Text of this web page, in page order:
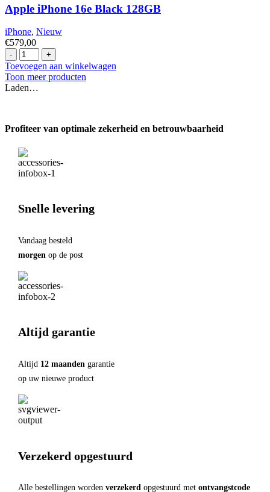
Desert
Titanium
hoeveelheid
Apple iPhone 16e Black 128GB
iPhone, Nieuw
€579,00
Apple
iPhone
16e
Black
Toevoegen aan winkelwagen
Toon meer producten
Laden…
Profiteer van optimale zekerheid en betrouwbaarheid
Snelle levering
Vandaag besteld
morgen op de post
Altijd garantie
Altijd 12 maandengarantie
op uw nieuwe product
Verzekerd opgestuurd
Alle bestellingen worden verzekerd opgestuurd met ontvangstcode